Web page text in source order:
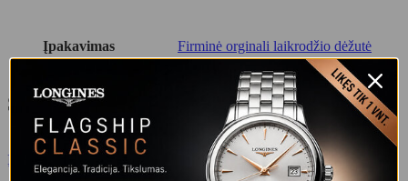
Įpakavimas Firminė orginali laikrodžio dėžutė
Susiję produktai
Į krepšelį Quick View